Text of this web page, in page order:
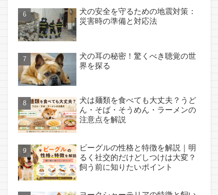
犬の安全を守るための地震対策：
災害時の準備と対応法
犬の耳の秘密！驚くべき聴覚の世
界を探る
犬は麺類を食べても大丈夫？うど
ん・そば・そうめん・ラーメンの
注意点を解説
ビーグルの性格と特徴を解説｜明
るく社交的だけどしつけは大変？
飼う前に知りたいポイント